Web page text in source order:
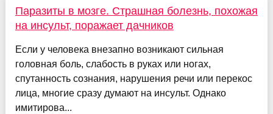
Паразиты в мозге. Страшная болезнь, похожая
на инсульт, поражает дачников
Если у человека внезапно возникают сильная
головная боль, слабость в руках или ногах,
спутанность сознания, нарушения речи или перекос
лица, многие сразу думают на инсульт. Однако
имитирова...